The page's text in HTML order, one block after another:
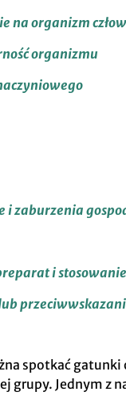
na organizm
organizmu
i zaburzenia
i stosowanie
spotkać
grupy. Jednym z